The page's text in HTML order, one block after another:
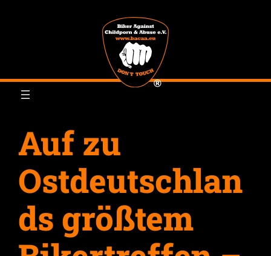
Auf zu
Ostdeutschlan
ds größtem